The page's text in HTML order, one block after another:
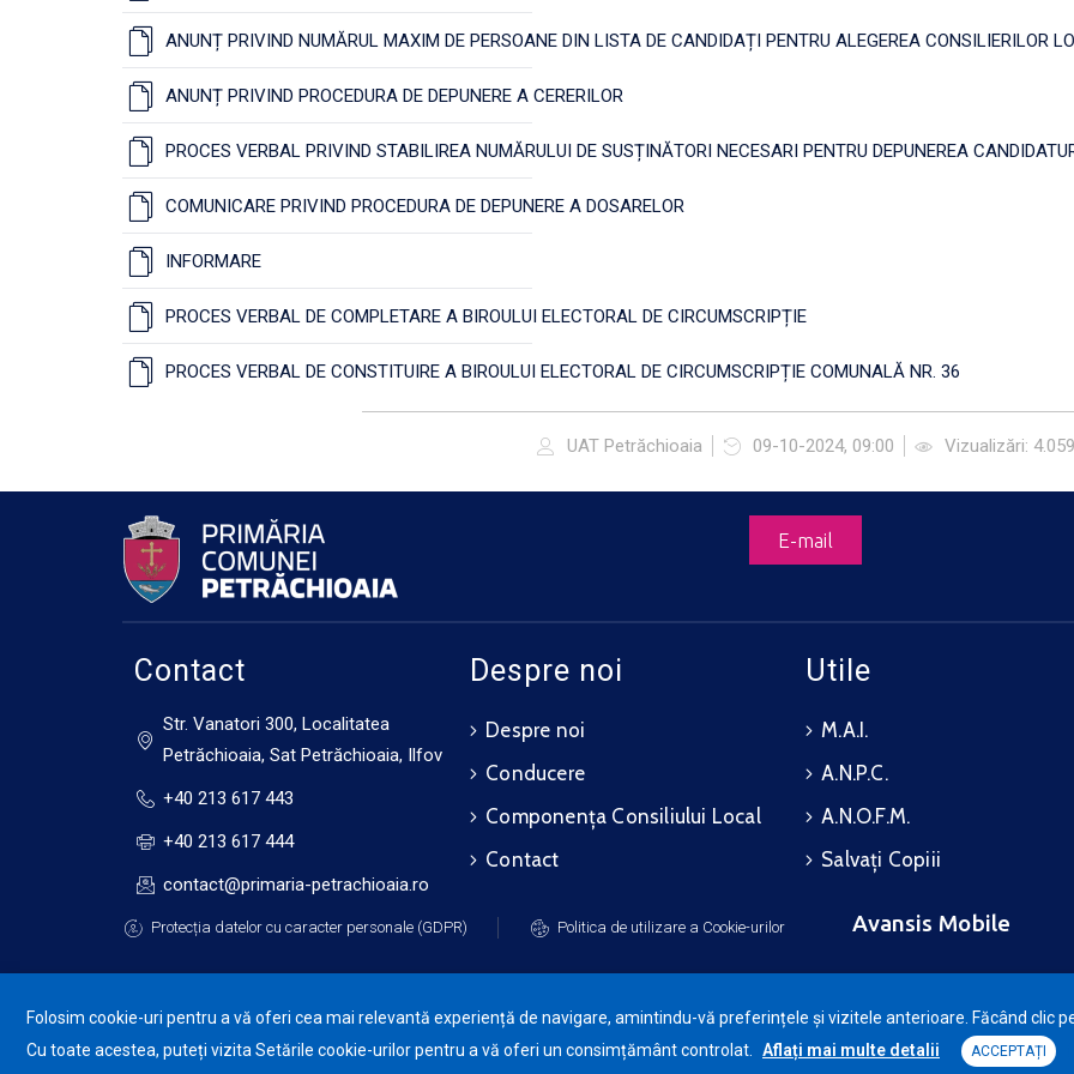
ANUNȚ PRIVIND NUMĂRUL MAXIM DE PERSOANE DIN LISTA DE CANDIDAȚI PENTRU ALEGEREA CONSILIERILOR
ANUNȚ PRIVIND PROCEDURA DE DEPUNERE A CERERILOR
PROCES VERBAL PRIVIND STABILIREA NUMĂRULUI DE SUSȚINĂTORI NECESARI PENTRU DEPUNEREA
COMUNICARE PRIVIND PROCEDURA DE DEPUNERE A DOSARELOR
INFORMARE
PROCES VERBAL DE COMPLETARE A BIROULUI ELECTORAL DE CIRCUMSCRIPȚIE
PROCES VERBAL DE CONSTITUIRE A BIROULUI ELECTORAL DE CIRCUMSCRIPȚIE COMUNALĂ NR. 36
UAT Petrăchioaia 09-10-2024, 09:00 Vizualizări: 4.059
E-mail
Contact
Str. Vanatori 300, Localitatea
Petrăchioaia, Sat Petrăchioaia, Ilfov
+40 213 617 443
+40 213 617 444
contact@primaria-petrachioaia.ro
Despre noi
Despre noi
Conducere
Componența Consiliului Local
Contact
Utile
M.A.I.
A.N.P.C.
A.N.O.F.M.
Salvați Copiii
Protecția datelor cu caracter personale (GDPR) Politica de utilizare a Cookie-urilor Avansis Mobile
Primăria Comunei Petrăchioaia © 2025. Toate drepturile
Folosim cookie-uri pentru a vă oferi cea mai relevantă experiență de navigare, amintindu-vă preferințele și vizitele anterioare. Făcând clic
Cu toate acestea, puteți vizita Setările cookie-urilor pentru a vă oferi un consimțământ controlat.
Aflați mai multe detalii ACCEPTAȚI